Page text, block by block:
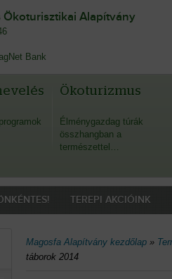
Ökoturisztikai Alapítvány
Bank
Ökoturizmus
Élménygazdag túrák
összhangban a
természettel…
TEREPI AKCIÓINK
Magosfa Alapítvány kezdőlap »
táborok 2014